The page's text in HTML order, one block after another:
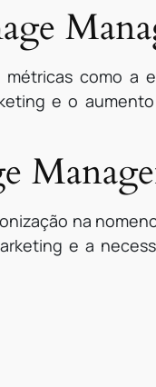
como a
e o
na
e a